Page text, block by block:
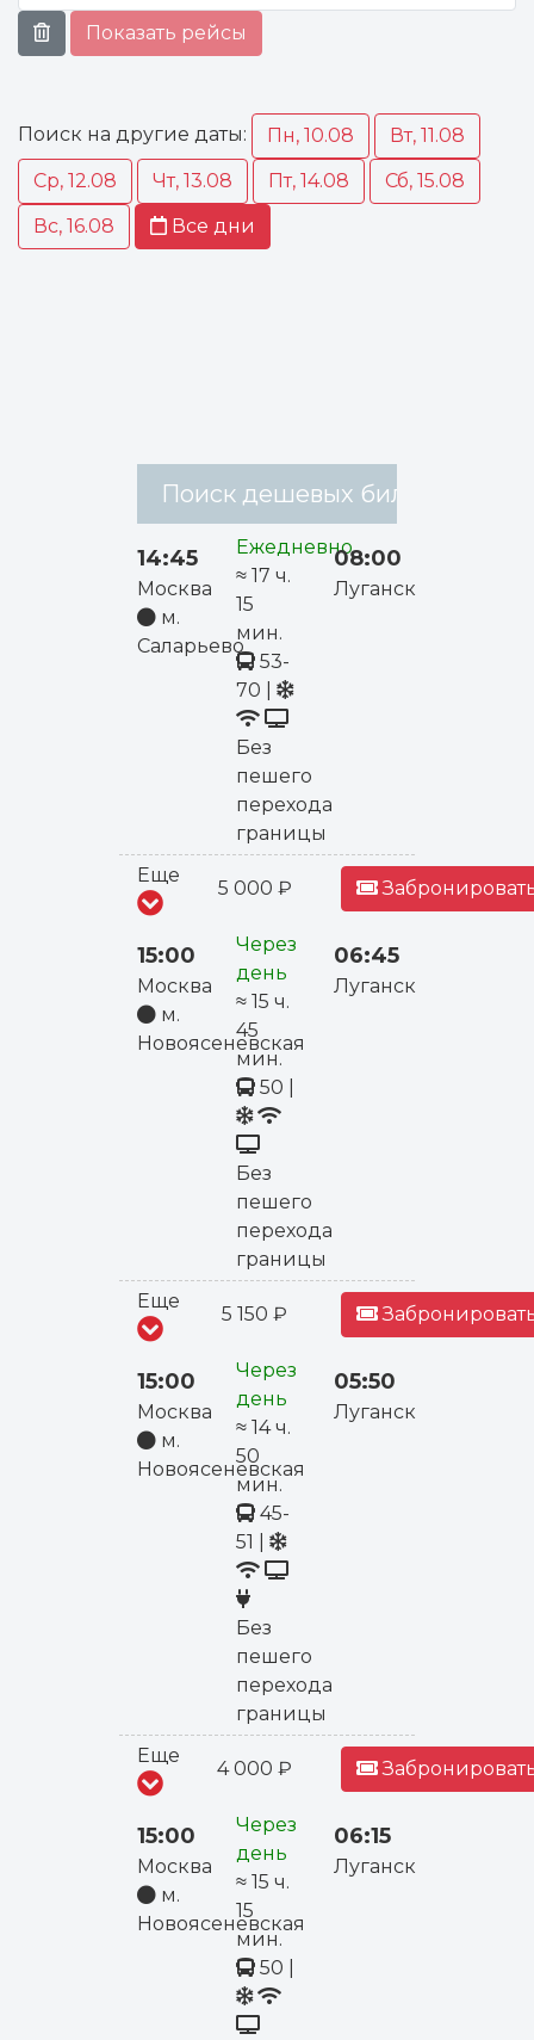
Показать рейсы
Поиск на другие даты: Пн, 10.08
Вт, 11.08
Ср, 12.08
Чт, 13.08 Пт, 14.08
Сб, 15.08
Вс, 16.08
Все дни
Поиск дешевых билетов на
14:45
Москва
м.
Саларьево
Ежедневно
≈ 17 ч.
15
мин.
53-
70
Без
пешего
перехода
границы
08:00
Луганск
Еще
5 000 ₽
15:00
Москва
м.
Новоясеневская
Через
день
≈ 15 ч.
45
мин.
50
Без
пешего
перехода
границы
06:45
Луганск
Еще
5 150 ₽
15:00
Москва
м.
Новоясеневская
Через
день
≈ 14 ч.
50
мин.
45-
51
Без
пешего
перехода
границы
05:50
Луганск
Еще
4 000 ₽
15:00
Москва
м.
Новоясеневская
Через
день
≈ 15 ч.
15
мин.
50
06:15
Луганск